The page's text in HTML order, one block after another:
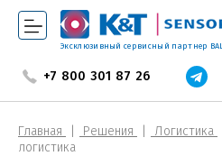
Эксклюзивный сервисный партнер
+7 800 301 87 26
Главная Решения Логистика
логистика